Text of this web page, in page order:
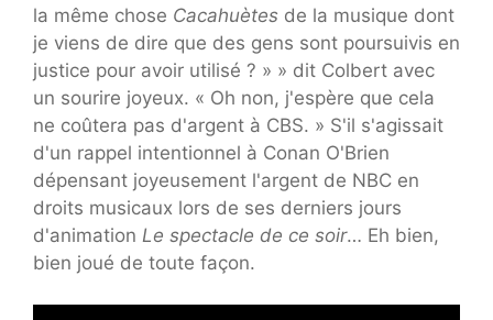
la même chose Cacahuètes de la musique dont
je viens de dire que des gens sont poursuivis en
justice pour avoir utilisé ? » » dit Colbert avec
un sourire joyeux. « Oh non, j'espère que cela
ne coûtera pas d'argent à CBS. » S'il s'agissait
d'un rappel intentionnel à Conan O'Brien
dépensant joyeusement l'argent de NBC en
droits musicaux lors de ses derniers jours
d'animation Le spectacle de ce soir… Eh bien,
bien joué de toute façon.